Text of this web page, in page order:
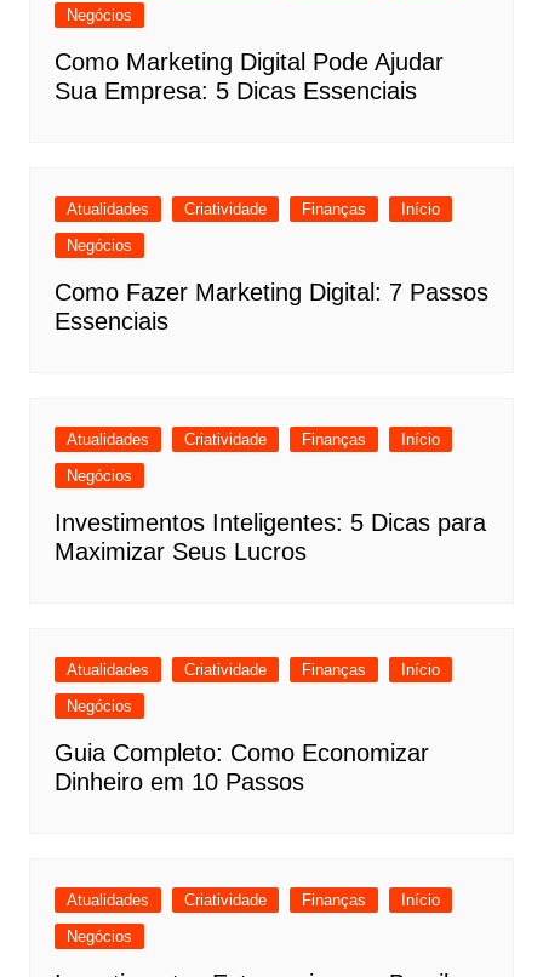
Negócios
Como Marketing Digital Pode Ajudar
Sua Empresa: 5 Dicas Essenciais
Atualidades Criatividade Finanças
Início
Negócios
Como Fazer Marketing Digital: 7 Passos
Essenciais
Atualidades Criatividade Finanças
Início
Negócios
Investimentos Inteligentes: 5 Dicas para
Maximizar Seus Lucros
Atualidades Criatividade Finanças
Início
Negócios
Guia Completo: Como Economizar
Dinheiro em 10 Passos
Atualidades Criatividade Finanças
Início
Negócios